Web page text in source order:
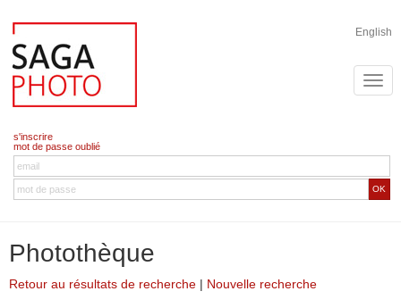
English
s'inscrire
mot de passe oublié
OK
Photothèque
Retour au résultats de recherche | Nouvelle recherche